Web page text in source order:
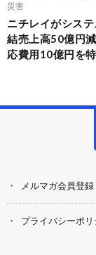
災害
ニチレイがシス
結売上高50億円
応費用10億円を
メルマガ会員登録
プライバシーポリ